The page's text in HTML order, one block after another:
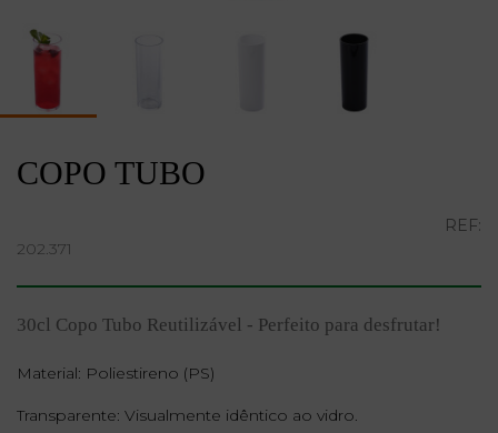
COPO TUBO
REF:
202.371
30cl Copo Tubo Reutilizável - Perfeito para desfrutar!
Material: Poliestireno (PS)
​Transparente: Visualmente idêntico ao vidro.